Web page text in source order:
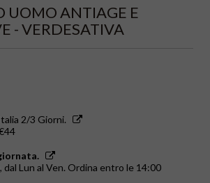
UOMO ANTIAGE E
- VERDESATIVA
2/3 Giorni.
dal Lun al Ven. Ordina entro le 14:00